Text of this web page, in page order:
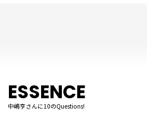
ESSENCE
中嶋亨さんに10のQuestions!